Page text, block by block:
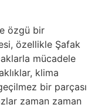
özgü bir
özellikle Şafak
mücadele
klima
bir parçası
zaman zaman